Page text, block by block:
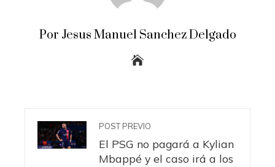
Por Jesus Manuel Sanchez Delgado
POST PREVIO
El PSG no pagará a Kylian
Mbappé y el caso irá a los